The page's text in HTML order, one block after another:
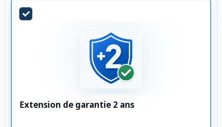
Extension de garantie 2 ans